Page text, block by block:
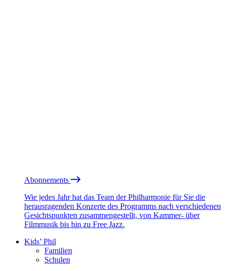
Abonnements
Wie jedes Jahr hat das Team der Philharmonie für Sie die
herausragenden Konzerte des Programms nach verschiedenen
Gesichtspunkten zusammengestellt, von Kammer- über
Filmmusik bis hin zu Free Jazz.
Kids’ Phil
Familien
Schulen